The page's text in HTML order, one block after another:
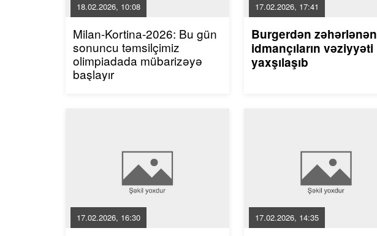
18.02.2026, 10:08
Milan-Kortina-2026: Bu gün
sonuncu təmsilçimiz
olimpiadada mübarizəyə
başlayır
17.02.2026, 17:41
Burgerdən zəhərlənən
idmançıların vəziyyəti
yaxşılaşıb
17.02.2026, 16:30 17.02.2026, 14:35